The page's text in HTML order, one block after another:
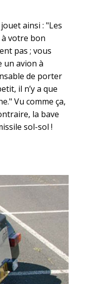
ainsi : "Les
votre bon
pas ; vous
un avion à
de porter
il n’y a que
Vu comme ça,
la bave
sol-sol !